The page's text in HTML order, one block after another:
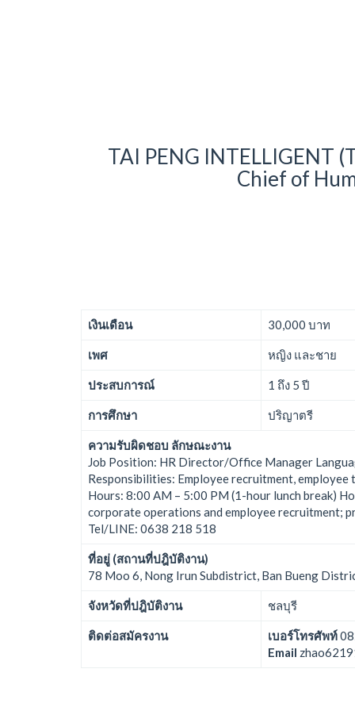
TAI PENG INTELLIGENT
Chief of
เงินเดือน 30,000 บาท
เพศ หญิง และชาย
ประสบการณ์ 1 ถึง 5 ปี
การศึกษา ปริญาตรี
ความรับผิดชอบ ลักษณะงาน
Job Position: HR Director/Office Manager
Responsibilities: Employee recruitment,
Hours: 8:00 AM – 5:00 PM (1-hour lunch break)
corporate operations and employee recruitment;
Tel/LINE: 0638 218 518
ที่อยู่ (สถานที่ปฎิบัติงาน)
78 Moo 6, Nong Irun Subdistrict, Ban Bueng
จังหวัดที่ปฎิบัติงาน ชลบุรี
ติดต่อสมัครงาน เบอร์โทรศัพท์
Email